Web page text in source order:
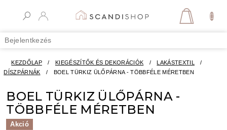
Bejelentkezés
KOSÁR
KEZDŐLAP / KIEGÉSZÍTŐK ÉS DEKORÁCIÓK / LAKÁSTEXTIL
/
DÍSZPÁRNÁK
/ BOEL TÜRKIZ ÜLŐPÁRNA - TÖBBFÉLE MÉRETBEN
BOEL TÜRKIZ ÜLŐPÁRNA -
TÖBBFÉLE MÉRETBEN
Akció